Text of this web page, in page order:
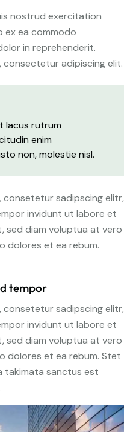
nostrud exercitation
ex ea commodo
in reprehenderit.
adipiscing elit.
lacus rutrum
enim
non, molestie nisl.
sadipscing elitr,
invidunt ut labore et
sed diam voluptua at vero
dolores et ea rebum.
tempor
sadipscing elitr,
invidunt ut labore et
sed diam voluptua at vero
dolores et ea rebum. Stet
takimata sanctus est